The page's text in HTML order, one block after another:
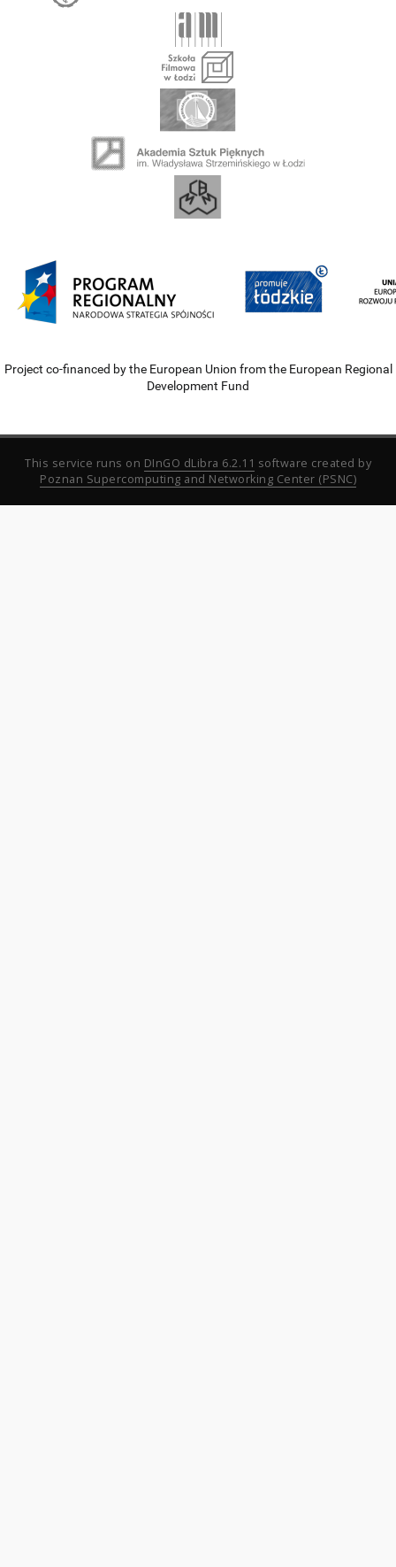
Project co-financed by the European Union from the European Regional
Development Fund
This service runs on DInGO dLibra 6.2.11 software created by
Poznan Supercomputing and Networking Center (PSNC)